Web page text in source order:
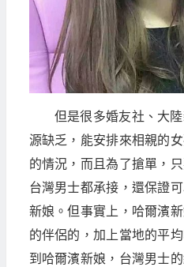
但是很多婚友社、大
源缺乏，能安排來相親的
的情況，而且為了搶單，
台灣男士都承接，還保證
新娘。但事實上，哈爾濱
的伴侶的，加上當地的平
到哈爾濱新娘，台灣男士